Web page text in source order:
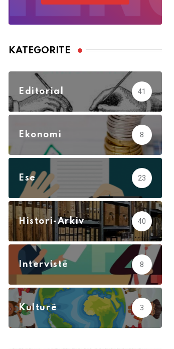
KATEGORITË
Editorial 41
Ekonomi 8
Ese 23
Histori-Arkiv 40
Intervistë 8
Kulturë 3